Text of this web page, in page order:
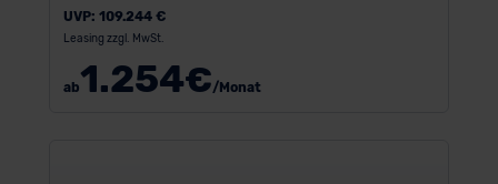
UVP: 109.244 €
Leasing zzgl. MwSt.
ab1.254€/Monat